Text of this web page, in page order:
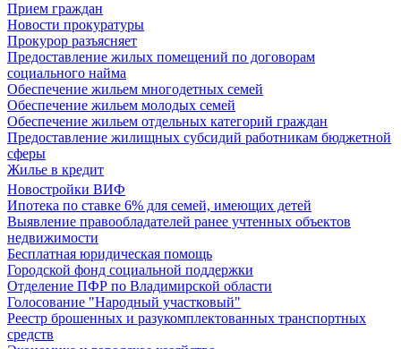
Прием граждан
Новости прокуратуры
Прокурор разъясняет
Предоставление жилых помещений по договорам
социального найма
Обеспечение жильем многодетных семей
Обеспечение жильем молодых семей
Обеспечение жильем отдельных категорий граждан
Предоставление жилищных субсидий работникам бюджетной
сферы
Жилье в кредит
Новостройки ВИФ
Ипотека по ставке 6% для семей, имеющих детей
Выявление правообладателей ранее учтенных объектов
недвижимости
Бесплатная юридическая помощь
Городской фонд социальной поддержки
Отделение ПФР по Владимирской области
Голосование "Народный участковый"
Реестр брошенных и разукомплектованных транспортных
средств